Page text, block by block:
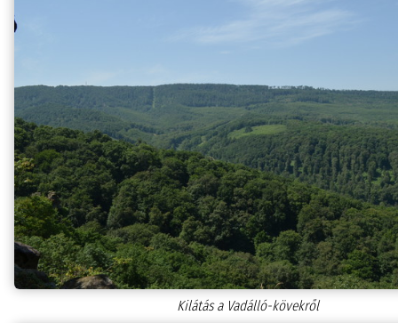
Kilátás a Vadálló-kövekről